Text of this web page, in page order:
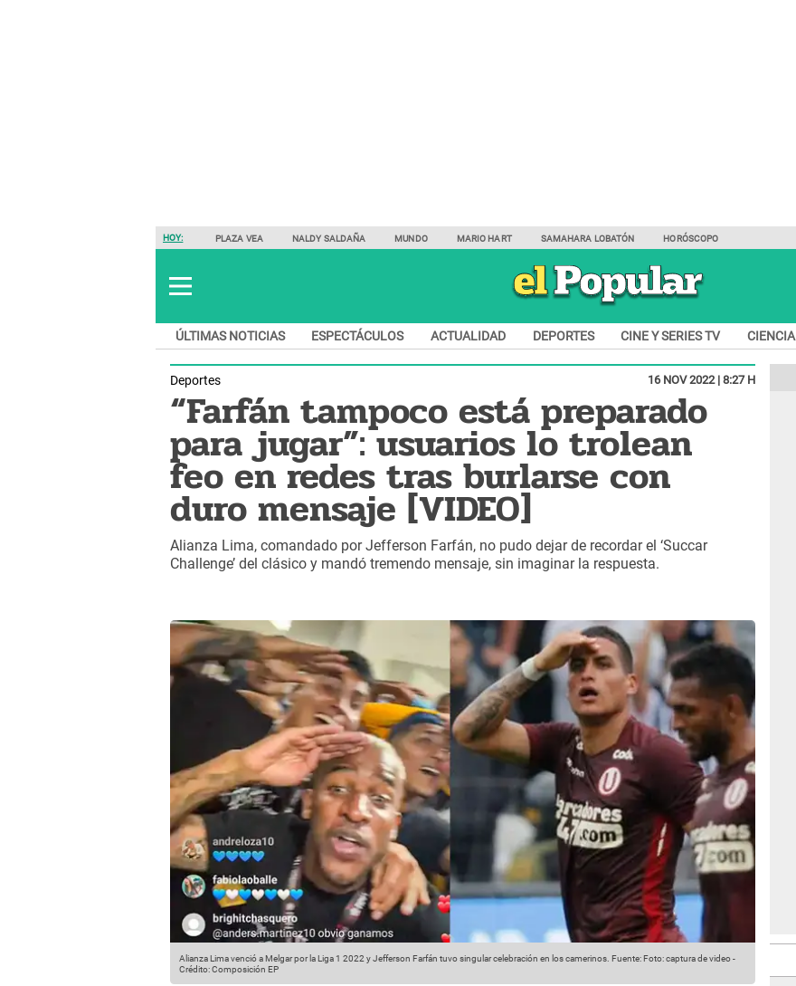
HOY: PLAZA VEA NALDY SALDAÑA MUNDO MARIO HART SAMAHARA LOBATÓN HORÓSCOPO
ÚLTIMAS NOTICIAS ESPECTÁCULOS ACTUALIDAD DEPORTES CINE Y SERIES TV CIENCIA
Deportes 16 NOV 2022 | 8:27 H
“Farfán tampoco está preparado
para jugar”: usuarios lo trolean
feo en redes tras burlarse con
duro mensaje [VIDEO]
Alianza Lima, comandado por Jefferson Farfán, no pudo dejar de recordar el ‘Succar
Challenge’ del clásico y mandó tremendo mensaje, sin imaginar la respuesta.
Alianza Lima venció a Melgar por la Liga 1 2022 y Jefferson Farfán tuvo singular celebración en los camerinos. Fuente: Foto: captura de video-
Crédito: Composición EP